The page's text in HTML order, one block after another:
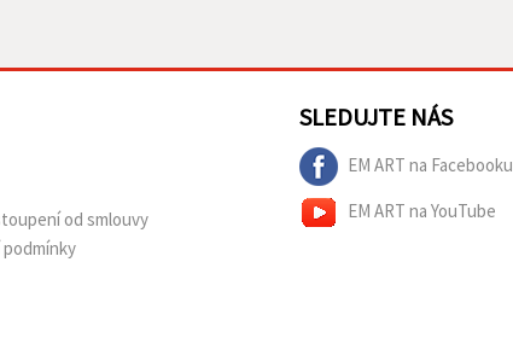
od smlouvy
SLEDUJTE NÁS
EM ART na Facebooku
EM ART na YouTube